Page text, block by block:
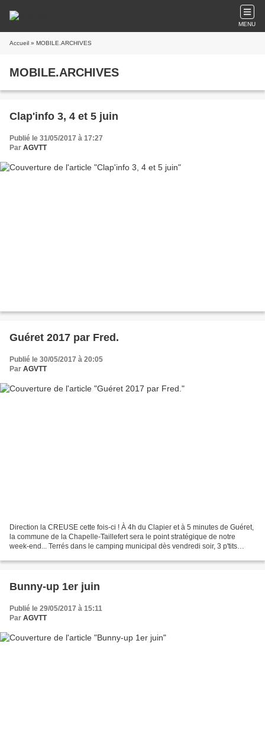
MENU
Accueil » MOBILE.ARCHIVES
MOBILE.ARCHIVES
Clap'info 3, 4 et 5 juin
Publié le 31/05/2017 à 17:27
Par AGVTT
Guéret 2017 par Fred.
Publié le 30/05/2017 à 20:05
Par AGVTT
Direction la CREUSE cette fois-ci ! À 4h du Clapier et à 5 minutes de Guéret,
la commune de la Chapelle-Taillefert sera le point stratégique de notre
week-end... Terrés dans le camping municipal dès vendredi soir, 3 p'tits
Bunny-up 1er juin
Publié le 29/05/2017 à 15:11
Par AGVTT